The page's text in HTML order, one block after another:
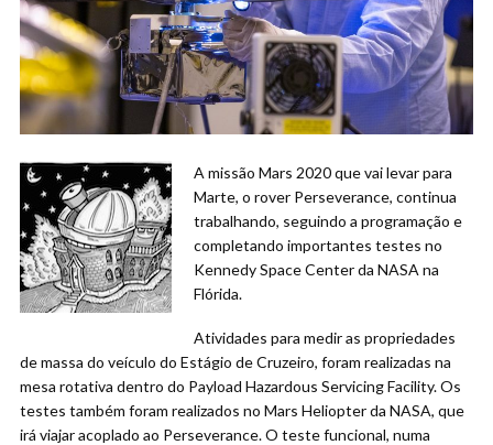
A missão Mars 2020 que vai levar para
Marte, o rover Perseverance, continua
trabalhando, seguindo a programação e
completando importantes testes no
Kennedy Space Center da NASA na
Flórida.
Atividades para medir as propriedades
de massa do veículo do Estágio de Cruzeiro, foram realizadas na
mesa rotativa dentro do Payload Hazardous Servicing Facility. Os
testes também foram realizados no Mars Heliopter da NASA, que
irá viajar acoplado ao Perseverance. O teste funcional, numa